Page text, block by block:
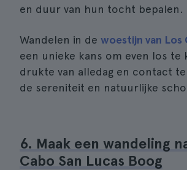
en duur van hun tocht bepalen.
Wandelen in de woestijn van Los
een unieke kans om even los te
drukte van alledag en contact
de sereniteit en natuurlijke
6. Maak een wandeling
Cabo San Lucas Boog